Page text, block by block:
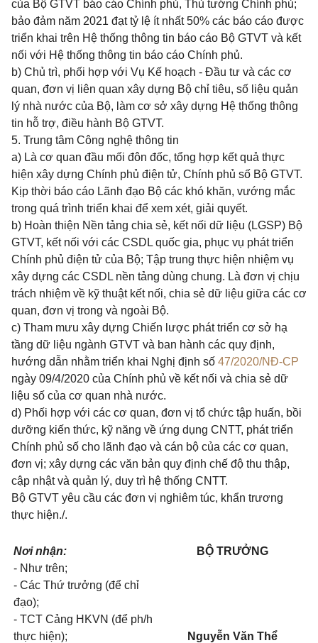
của Bộ GTVT báo cáo Chính phủ, Thủ tướng Chính phủ;
bảo đảm năm 2021 đạt tỷ lệ ít nhất 50% các báo cáo được
triển khai trên Hệ thống thông tin báo cáo Bộ GTVT và kết
nối với Hệ thống thông tin báo cáo Chính phủ.
b) Chủ trì, phối hợp với Vụ Kế hoạch - Đầu tư và các cơ
quan, đơn vị liên quan xây dựng Bộ chỉ tiêu, số liệu quản
lý nhà nước của Bộ, làm cơ sở xây dựng Hệ thống thông
tin hỗ trợ, điều hành Bộ GTVT.
5. Trung tâm Công nghệ thông tin
a) Là cơ quan đầu mối đôn đốc, tổng hợp kết quả thực
hiện xây dựng Chính phủ điện tử, Chính phủ số Bộ GTVT.
Kịp thời báo cáo Lãnh đạo Bộ các khó khăn, vướng mắc
trong quá trình triển khai để xem xét, giải quyết.
b) Hoàn thiện Nền tảng chia sẻ, kết nối dữ liệu (LGSP) Bộ
GTVT, kết nối với các CSDL quốc gia, phục vụ phát triển
Chính phủ điện tử của Bộ; Tập trung thực hiện nhiệm vụ
xây dựng các CSDL nền tảng dùng chung. Là đơn vị chịu
trách nhiệm về kỹ thuật kết nối, chia sẻ dữ liệu giữa các cơ
quan, đơn vị trong và ngoài Bộ.
c) Tham mưu xây dựng Chiến lược phát triển cơ sở hạ
tầng dữ liệu ngành GTVT và ban hành các quy định,
hướng dẫn nhằm triển khai Nghị định số 47/2020/NĐ-CP
ngày 09/4/2020 của Chính phủ về kết nối và chia sẻ dữ
liệu số của cơ quan nhà nước.
d) Phối hợp với các cơ quan, đơn vị tổ chức tập huấn, bồi
dưỡng kiến thức, kỹ năng về ứng dụng CNTT, phát triển
Chính phủ số cho lãnh đạo và cán bộ của các cơ quan,
đơn vị; xây dựng các văn bản quy định chế độ thu thập,
cập nhật và quản lý, duy trì hệ thống CNTT.
Bộ GTVT yêu cầu các đơn vị nghiêm túc, khẩn trương
thực hiện./.
Nơi nhận:
- Như trên;
- Các Thứ trưởng (để chỉ
đạo);
- TCT Cảng HKVN (để ph/h
thực hiện);
BỘ TRƯỞNG
Nguyễn Văn Thể